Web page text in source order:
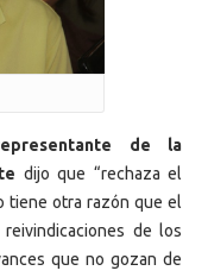
de la
dijo que “rechaza el
tiene otra razón que el
de los
que no gozan de